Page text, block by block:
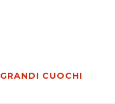
GRANDI CUOCHI